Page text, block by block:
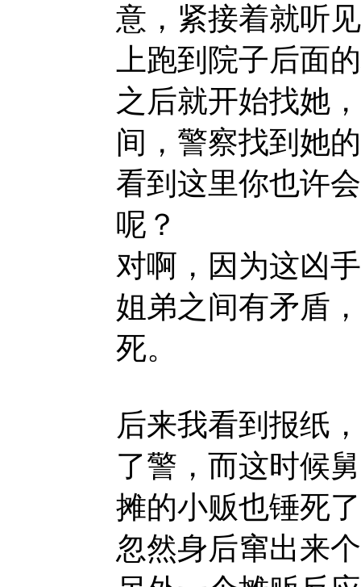
意，紧接着就听
上跑到院子后面
之后就开始找她
间，警察找到她
看到这里你也许
呢？
对啊，因为这凶
姐弟之间有矛盾
死。
后来我看到报纸
了警，而这时候
摊的小贩也锤死
忽然身后窜出来